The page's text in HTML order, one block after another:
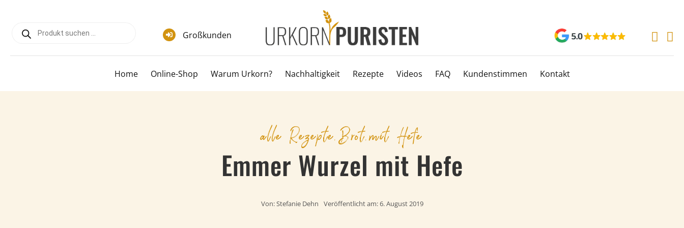
springen
search Großkunden
Home Online-Shop Warum Urkorn? Nachhaltigkeit Rezepte Videos FAQ Kundenstimmen Kontakt
alle Rezepte Brot,mit Hefe
Emmer Wurzel mit Hefe
Von:Stefanie Dehn Veröffentlicht am: 6. August 2019